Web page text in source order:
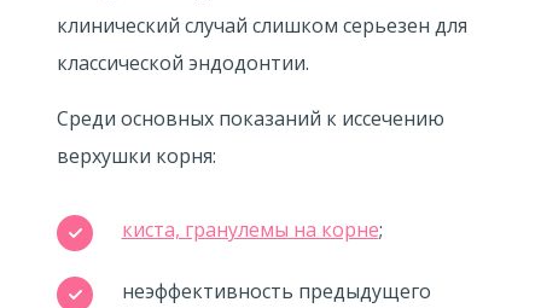
клинический случай слишком серьезен для
классической эндодонтии.
Среди основных показаний к иссечению
верхушки корня:
киста, гранулемы на корне;
неэффективность предыдущего